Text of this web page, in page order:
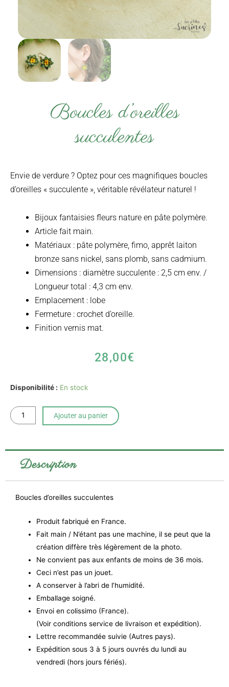
Boucles d’oreilles
succulentes
Envie de verdure ? Optez pour ces magnifiques boucles
d’oreilles « succulente », véritable révélateur naturel !
Bijoux fantaisies fleurs nature en pâte polymère.
Article fait main.
Matériaux : pâte polymère, fimo, apprêt laiton
bronze sans nickel, sans plomb, sans cadmium.
Dimensions : diamètre succulente : 2,5 cm env. /
Longueur total : 4,3 cm env.
Emplacement : lobe
Fermeture : crochet d’oreille.
Finition vernis mat.
28,00€
Disponibilité : En stock
quantité
Boucles
d'oreilles
Ajouter au panier
Description
Boucles d’oreilles succulentes
Produit fabriqué en France.
Fait main / N’étant pas une machine, il se peut que la
création diffère très légèrement de la photo.
Ne convient pas aux enfants de moins de 36 mois.
Ceci n’est pas un jouet.
A conserver à l’abri de l’humidité.
Emballage soigné.
Envoi en colissimo (France).
(Voir conditions service de livraison et expédition).
Lettre recommandée suivie (Autres pays).
Expédition sous 3 à 5 jours ouvrés du lundi au
vendredi (hors jours fériés).